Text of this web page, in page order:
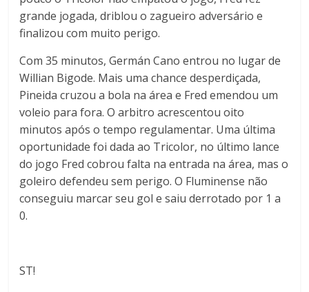
grande jogada, driblou o zagueiro adversário e
finalizou com muito perigo.
Com 35 minutos, Germán Cano entrou no lugar de
Willian Bigode. Mais uma chance desperdiçada,
Pineida cruzou a bola na área e Fred emendou um
voleio para fora. O arbitro acrescentou oito
minutos após o tempo regulamentar. Uma última
oportunidade foi dada ao Tricolor, no último lance
do jogo Fred cobrou falta na entrada na área, mas o
goleiro defendeu sem perigo. O Fluminense não
conseguiu marcar seu gol e saiu derrotado por 1 a
0.
ST!